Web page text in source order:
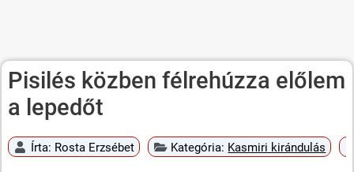
Pisilés közben félrehúzza előlem
a lepedőt
Írta: Rosta Erzsébet Kategória: Kasmiri kirándulás